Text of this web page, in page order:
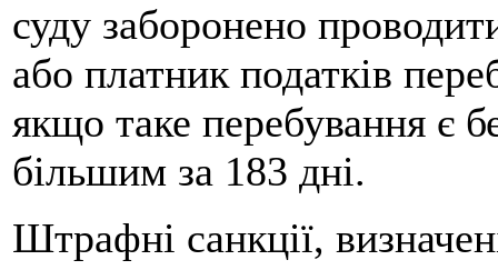
суду заборонено
або платник податків
якщо таке перебування є
більшим за 183 дні.
Штрафні санкції,